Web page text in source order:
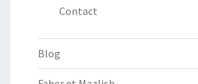
Contact
Blog